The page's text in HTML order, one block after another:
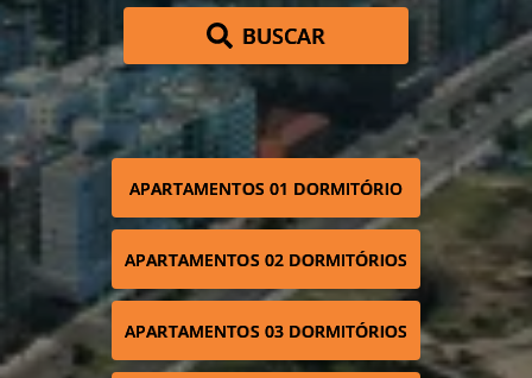
BUSCAR
APARTAMENTOS 01 DORMITÓRIO
APARTAMENTOS 02 DORMITÓRIOS
APARTAMENTOS 03 DORMITÓRIOS